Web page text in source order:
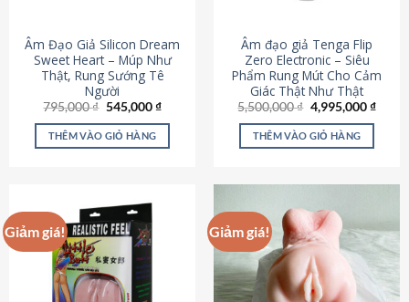
Âm Đạo Giả Silicon Dream
Sweet Heart – Múp Như
Thật, Rung Sướng Tê
Người
795,000₫ Giá
là:
795,000 ₫.
545,000₫Giá
tại
545,000 ₫.
THÊM VÀO GIỎ HÀNG
Âm đạo giả Tenga Flip
Zero Electronic – Siêu
Phẩm Rung Mút Cho Cảm
Giác Thật Như Thật
5,500,000₫ Giá
gốc
là:
5,500,000 ₫.
4,995,000₫Giá
THÊM VÀO GIỎ HÀNG
Giảm giá! Giảm giá!